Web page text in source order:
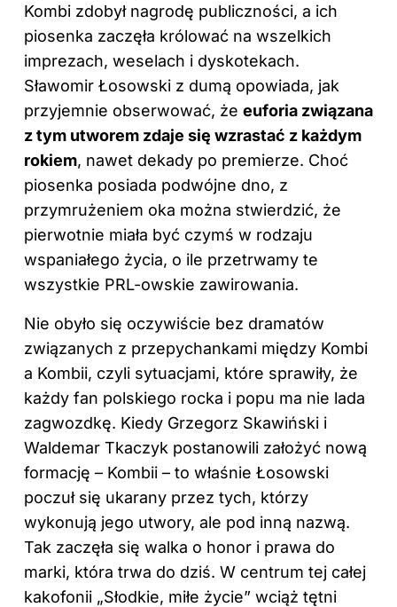
Kombi zdobył nagrodę publiczności, a ich
piosenka zaczęła królować na wszelkich
imprezach, weselach i dyskotekach.
Sławomir Łosowski z dumą opowiada, jak
przyjemnie obserwować, że euforia związana
z tym utworem zdaje się wzrastać z każdym
rokiem, nawet dekady po premierze. Choć
piosenka posiada podwójne dno, z
przymrużeniem oka można stwierdzić, że
pierwotnie miała być czymś w rodzaju
wspaniałego życia, o ile przetrwamy te
wszystkie PRL-owskie zawirowania.
Nie obyło się oczywiście bez dramatów
związanych z przepychankami między Kombi
a Kombii, czyli sytuacjami, które sprawiły, że
każdy fan polskiego rocka i popu ma nie lada
zagwozdkę. Kiedy Grzegorz Skawiński i
Waldemar Tkaczyk postanowili założyć nową
formację – Kombii – to właśnie Łosowski
poczuł się ukarany przez tych, którzy
wykonują jego utwory, ale pod inną nazwą.
Tak zaczęła się walka o honor i prawa do
marki, która trwa do dziś. W centrum tej całej
kakofonii „Słodkie, miłe życie” wciąż tętni